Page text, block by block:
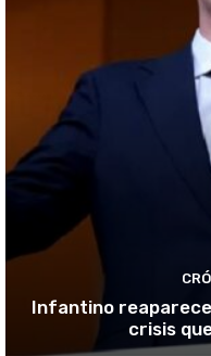
Infantino reaparece
crisis